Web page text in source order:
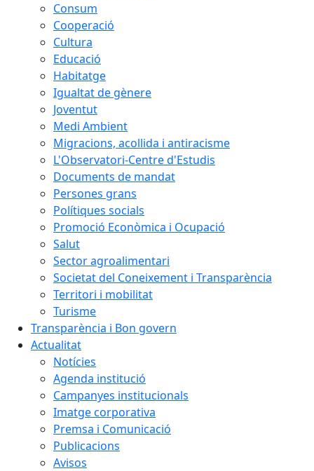
Consum
Cooperació
Cultura
Educació
Habitatge
Igualtat de gènere
Joventut
Medi Ambient
Migracions, acollida i antiracisme
L'Observatori-Centre d'Estudis
Documents de mandat
Persones grans
Polítiques socials
Promoció Econòmica i Ocupació
Salut
Sector agroalimentari
Societat del Coneixement i Transparència
Territori i mobilitat
Turisme
Transparència i Bon govern
Actualitat
Notícies
Agenda institució
Campanyes institucionals
Imatge corporativa
Premsa i Comunicació
Publicacions
Avisos